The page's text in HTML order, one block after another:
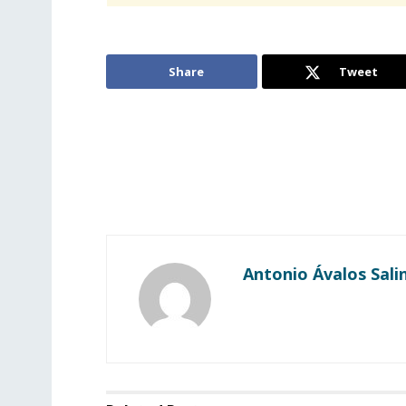
Share Tweet
Antonio Ávalos